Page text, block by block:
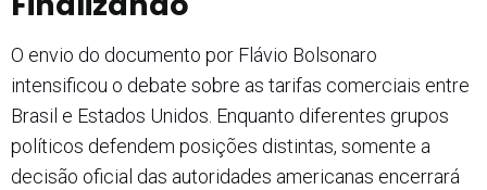
O envio do documento por Flávio Bolsonaro
intensificou o debate sobre as tarifas comerciais entre
Brasil e Estados Unidos. Enquanto diferentes grupos
políticos defendem posições distintas, somente a
decisão oficial das autoridades americanas encerrará